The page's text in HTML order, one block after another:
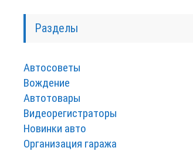
Разделы
Автосоветы
Вождение
Автотовары
Видеорегистраторы
Новинки авто
Организация гаража